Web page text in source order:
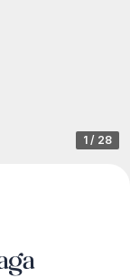
1 / 28